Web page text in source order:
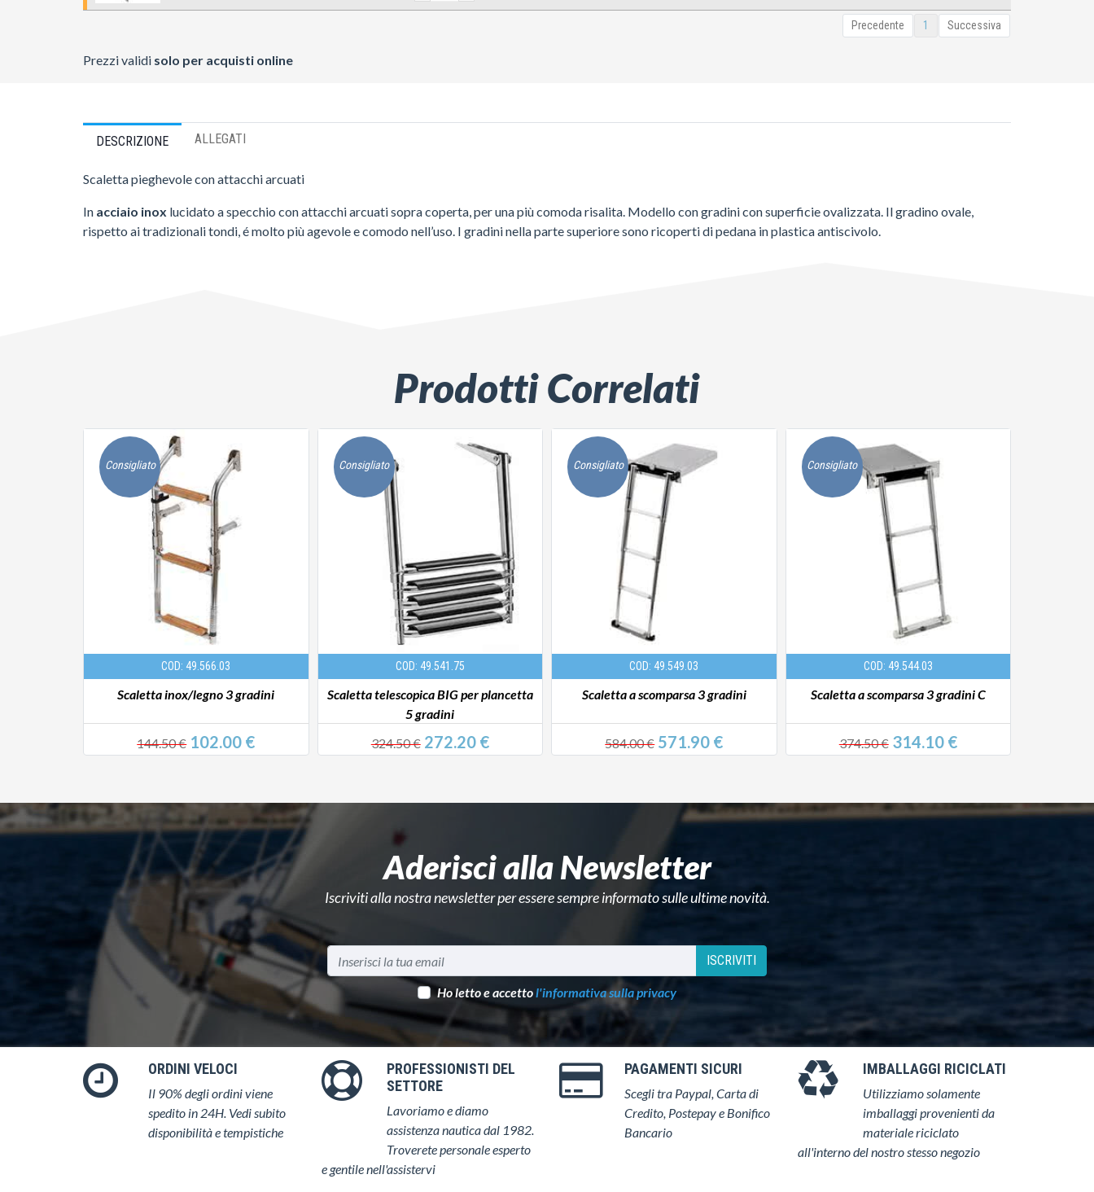
Precedente 1 Successiva
Prezzi validi solo per acquisti online
DESCRIZIONE ALLEGATI
Scaletta pieghevole con attacchi arcuati
In acciaio inox lucidato a specchio con attacchi arcuati sopra coperta, per una più comoda risalita. Modello con gradini con superficie ovalizzata. Il gradino ovale,
rispetto ai tradizionali tondi, é molto più agevole e comodo nell’uso. I gradini nella parte superiore sono ricoperti di pedana in plastica antiscivolo.
Prodotti Correlati
Consigliato
COD: 49.566.03
Scaletta inox/legno 3 gradini
144.50 €102.00 €
Consigliato
COD: 49.541.75
Scaletta telescopica BIG per plancetta
5 gradini
324.50 €272.20 €
Consigliato
COD: 49.549.03
Scaletta a scomparsa 3 gradini
584.00 €571.90 €
Consigliato
COD: 49.544.03
Scaletta a scomparsa 3 gradini C
374.50 €314.10 €
Aderisci alla Newsletter
Iscriviti alla nostra newsletter per essere sempre informato sulle ultime novità.
ISCRIVITI
Ho letto e accettol'informativa sulla privacy
ORDINI VELOCI
Il 90% degli ordini viene
spedito in 24H. Vedi subito
disponibilità e tempistiche
PROFESSIONISTI DEL
SETTORE
Lavoriamo e diamo
assistenza nautica dal 1982.
Troverete personale esperto
e gentile nell'assistervi
PAGAMENTI SICURI
Scegli tra Paypal, Carta di
Credito, Postepay e Bonifico
Bancario
IMBALLAGGI RICICLATI
Utilizziamo solamente
imballaggi provenienti da
materiale riciclato
all'interno del nostro stesso negozio